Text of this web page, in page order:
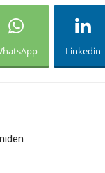
Linkedin